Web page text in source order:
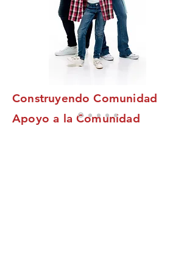
Construyendo Comunidad
Apoyo a la Comunidad